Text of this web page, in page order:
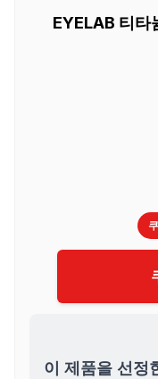
EYELAB 티타
이 제품을 선정